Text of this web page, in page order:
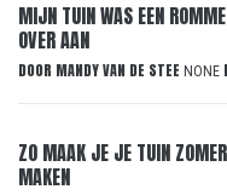
MIJN TUIN WAS EEN
OVER AAN
DOOR MANDY VAN DE STEE NONE
ZO MAAK JE JE TUIN
MAKEN